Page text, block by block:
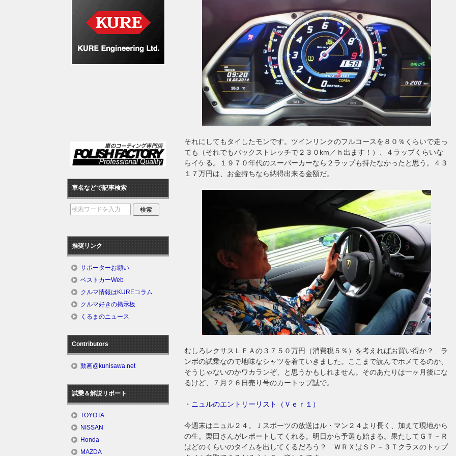
それにしてもタイしたモンです。ツインリンクのフルコースを８０％くらいで走っ
ても（それでもバックストレッチで２３０km／ｈ出ます！）、４ラップくらいな
らイケる。１９７０年代のスーパーカーなら２ラップも持たなかったと思う。４３
１７万円は、お金持ちなら納得出来る金額だ。
むしろレクサスＬＦＡの３７５０万円（消費税５％）を考えればお買い得か？ ラ
ンボの試乗なので地味なシャツを着ていきました。ここまで読んでホメてるのか、
そうじゃないのかワカランぞ、と思うかもしれません。そのあたりは一ヶ月後にな
るけど、７月２６日売り号のカートップ誌で。
・ ニュルのエントリーリスト（Ｖｅｒ１）
今週末はニュル２４。Ｊスポーツの放送はル・マン２４より長く、加えて現地から
の生。栗田さんがレポートしてくれる。明日から予選も始まる。果たしてＧＴ－Ｒ
はどのくらいのタイムを出してくるだろう？ ＷＲＸはＳＰ－３Ｔクラスのトップ
車名などで記事検索
推奨リンク
サポーターお願い
ベストカーWeb
クルマ情報はKUREコラム
クルマ好きの掲示板
くるまのニュース
Contributors
動画@kunisawa.net
試乗＆解説リポート
TOYOTA
NISSAN
Honda
MAZDA